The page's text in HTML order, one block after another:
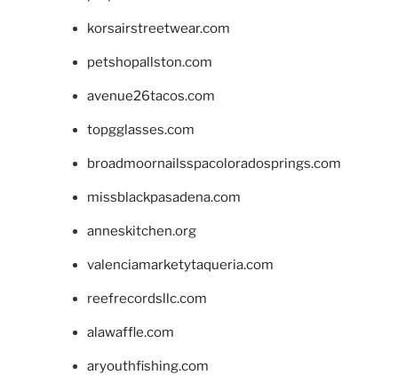
korsairstreetwear.com
petshopallston.com
avenue26tacos.com
topgglasses.com
broadmoornailsspacoloradosprings.com
missblackpasadena.com
anneskitchen.org
valenciamarketytaqueria.com
reefrecordsllc.com
alawaffle.com
aryouthfishing.com